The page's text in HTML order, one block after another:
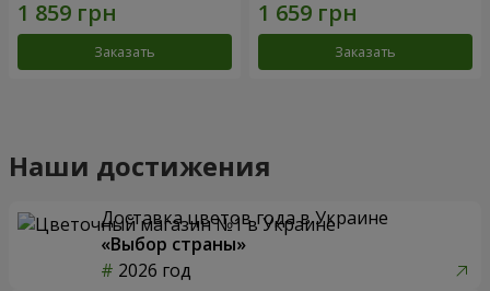
Заказать Заказать
Наши достижения
Доставка цветов года в Украине
«Выбор страны»
2026 год